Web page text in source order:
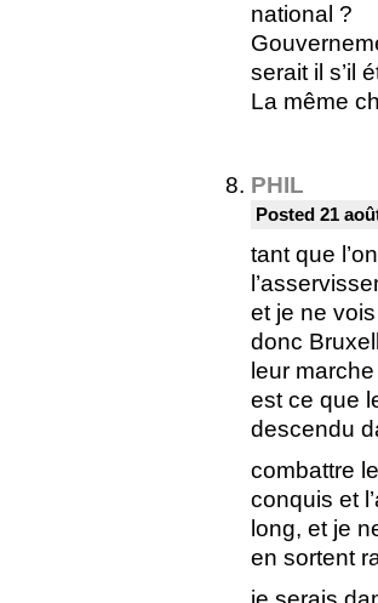
national ?
serait il s’il
La même
PHIL
Posted 21
tant que
et je ne
donc
leur
est ce que
descendu
combattre
conquis et
long, et je
en sortent